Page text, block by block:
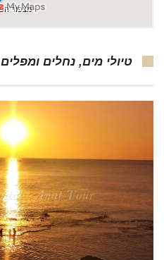
טיולי מים, נחלים ומפלים